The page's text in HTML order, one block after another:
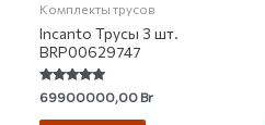
Комплекты трусов
Incanto Трусы 3 шт.
BRP00629747
Rated
5.00
out of 5
69900000,00Br